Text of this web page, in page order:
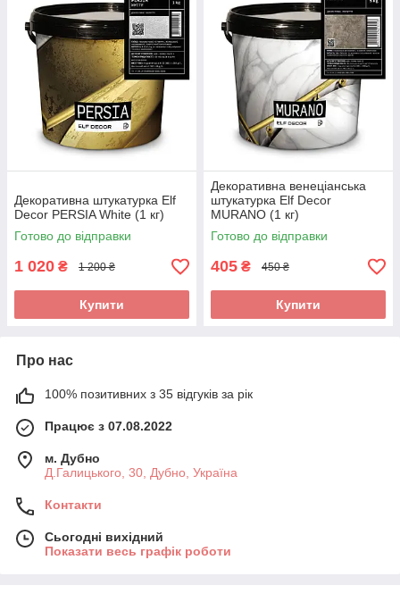
Декоративна штукатyрка Elf
Decor PERSIA White (1 кг)
Готово до відправки
1 020 ₴ 1 200 ₴
Купити
Декоративна венеціанська
штукатyрка Elf Decor
MURANO (1 кг)
Готово до відправки
405 ₴ 450 ₴
Купити
Про нас
100% позитивних з 35 відгуків за рік
Працює з 07.08.2022
м. Дубно
Д.Галицького, 30, Дубно, Україна
Контакти
Сьогодні вихідний
Показати весь графік роботи